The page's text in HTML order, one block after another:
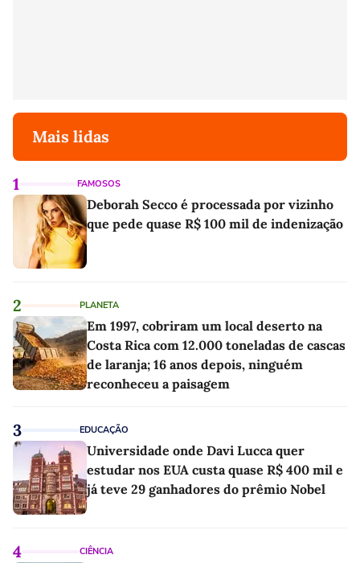
Mais lidas
1 FAMOSOS
Deborah Secco é processada por vizinho
que pede quase R$ 100 mil de indenização
2 PLANETA
Em 1997, cobriram um local deserto na
Costa Rica com 12.000 toneladas de cascas
de laranja; 16 anos depois, ninguém
reconheceu a paisagem
3 EDUCAÇÃO
Universidade onde Davi Lucca quer
estudar nos EUA custa quase R$ 400 mil e
já teve 29 ganhadores do prêmio Nobel
4 CIÊNCIA